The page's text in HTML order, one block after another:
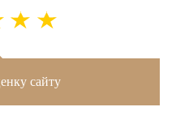
сайту